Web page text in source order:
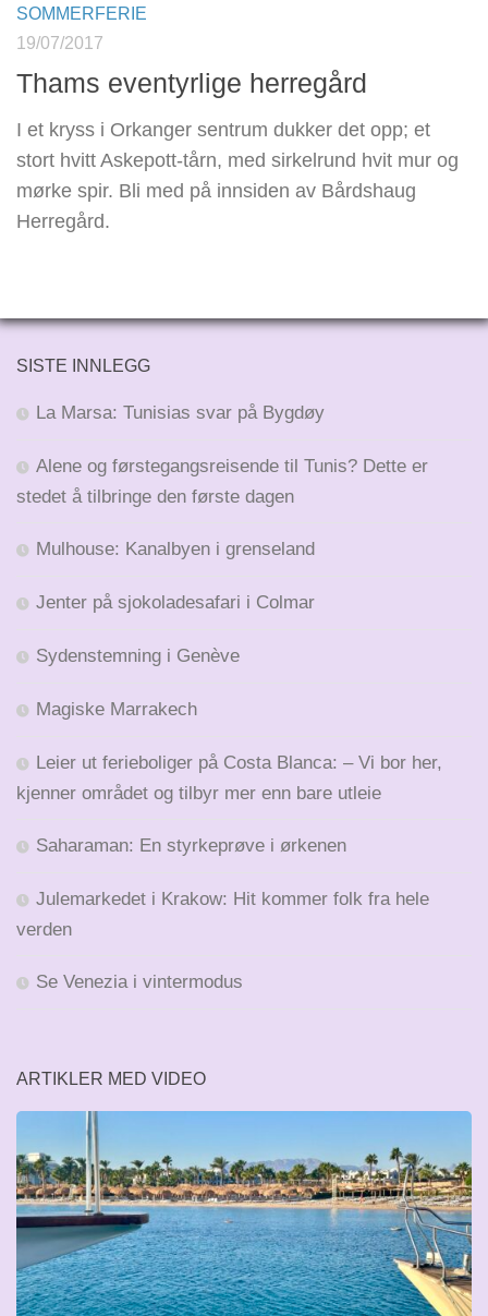
SOMMERFERIE
19/07/2017
Thams eventyrlige herregård
I et kryss i Orkanger sentrum dukker det opp; et
stort hvitt Askepott-tårn, med sirkelrund hvit mur og
mørke spir. Bli med på innsiden av Bårdshaug
Herregård.
SISTE INNLEGG
La Marsa: Tunisias svar på Bygdøy
Alene og førstegangsreisende til Tunis? Dette er
stedet å tilbringe den første dagen
Mulhouse: Kanalbyen i grenseland
Jenter på sjokoladesafari i Colmar
Sydenstemning i Genève
Magiske Marrakech
Leier ut ferieboliger på Costa Blanca: – Vi bor her,
kjenner området og tilbyr mer enn bare utleie
Saharaman: En styrkeprøve i ørkenen
Julemarkedet i Krakow: Hit kommer folk fra hele
verden
Se Venezia i vintermodus
ARTIKLER MED VIDEO